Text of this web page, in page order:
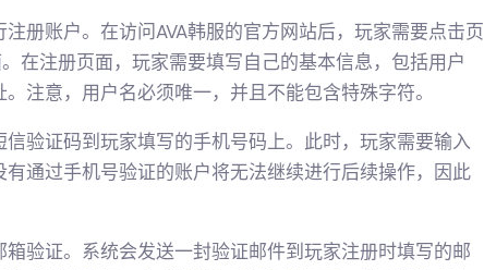
册账户。在访问AVA韩服的官方网站后，玩家需要点击页
在注册页面，玩家需要填写自己的基本信息，包括用户
注意，用户名必须唯一，并且不能包含特殊字符。
验证码到玩家填写的手机号码上。此时，玩家需要输入
通过手机号验证的账户将无法继续进行后续操作，因此
验证。系统会发送一封验证邮件到玩家注册时填写的邮